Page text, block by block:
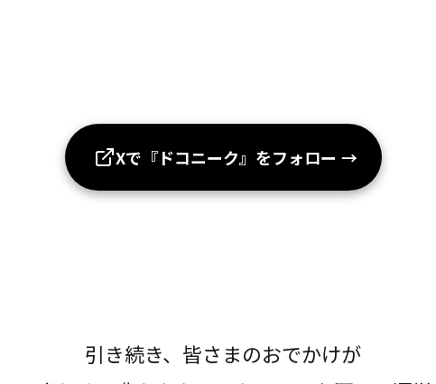
Xで『ドコニーク』をフォロー →
引き続き、皆さまのおでかけが